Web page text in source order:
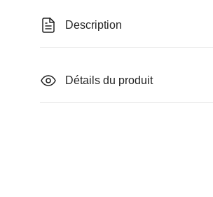
Description
Détails du produit